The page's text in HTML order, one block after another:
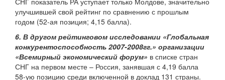
улучшившей свой рейтинг по сравнению с прошлым
годом (52-ая позиция; 4,15 балла).
6. В другом рейтинговом исследовании «Глобальная
конкурентоспособность 2007-2008гг.» организации
«Всемирный экономический форум» в списке стран
СНГ на первом месте – Россия, занявшая с 4,19 балла
58-ую позицию среди включенной в доклад 131 страны.